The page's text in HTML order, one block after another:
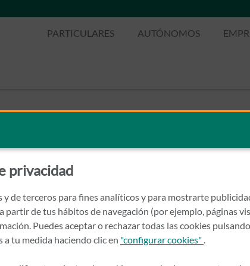
PARTICULARES AUTÓNOMOS
privacidad
de terceros para fines analíticos y para mostrarte
partir de tus hábitos de navegación (por ejemplo, páginas
Puedes aceptar o rechazar todas las cookies
tu medida haciendo clic en "configurar cookies"